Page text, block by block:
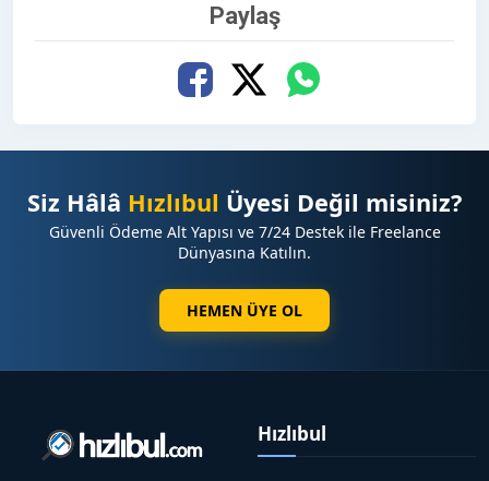
Paylaş
Siz Hâlâ Hızlıbul Üyesi Değil misiniz?
Güvenli Ödeme Alt Yapısı ve 7/24 Destek ile Freelance
Dünyasına Katılın.
HEMEN ÜYE OL
Hızlıbul